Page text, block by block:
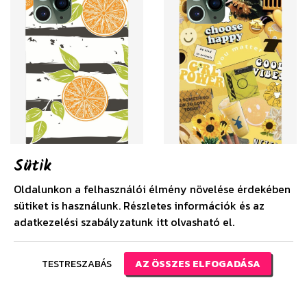
Narancs
MEGNÉZEM A
MOBILOMON
Aesthetic Collage
MEGNÉZEM A
MOBILOMON
Sütik
Oldalunkon a felhasználói élmény növelése érdekében
sütiket is használunk. Részletes információk és az
adatkezelési szabályzatunk itt olvasható el.
TESTRESZABÁS AZ ÖSSZES ELFOGADÁSA